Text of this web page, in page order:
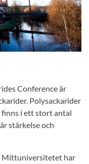
Conference är
Polysackarider
finns i ett stort antal
stärkelse och
Mittuniversitetet har